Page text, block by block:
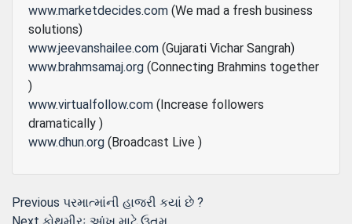
www.marketdecides.com (We mad a fresh business
solutions)
www.jeevanshailee.com (Gujarati Vichar Sangrah)
www.brahmsamaj.org (Connecting Brahmins together
)
www.virtualfollow.com (Increase followers
dramatically )
www.dhun.org (Broadcast Live )
Post
Previous Previous
post:
પરમાત્માંની હાજરી કયાં છે ?
Next